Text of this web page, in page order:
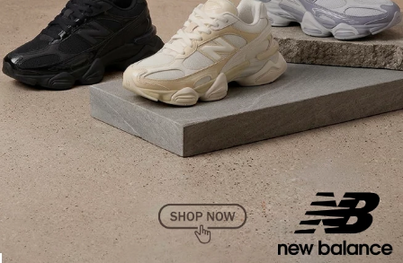
alta qualidade, incluindo sintético e detalhes em
acabamento em couro, oNew Balance 9060oferece
durabilidade e um toque premium.
Além disso, o grande diferencial deste modelo reside
em sua tecnologia de amortecimento. Já a entressola
utiliza espumas que proporcionam uma experiência de
uso incrivelmente macia e responsiva, garantindo
conforto e suporte para o dia a dia.